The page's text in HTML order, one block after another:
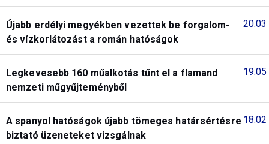
20:03
Újabb erdélyi megyékben vezettek be forgalom-
és vízkorlátozást a román hatóságok
19:05
Legkevesebb 160 műalkotás tűnt el a flamand
nemzeti műgyűjteményből
18:02
A spanyol hatóságok újabb tömeges határsértésre
biztató üzeneteket vizsgálnak